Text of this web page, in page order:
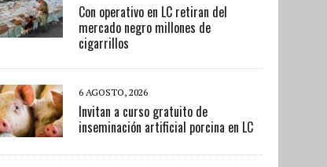
Con operativo en LC retiran del
mercado negro millones de
cigarrillos
6 AGOSTO, 2026
Invitan a curso gratuito de
inseminación artificial porcina en LC